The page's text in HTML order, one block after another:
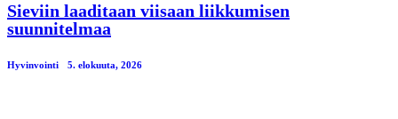
Sieviin laaditaan viisaan liikkumisen
suunnitelmaa
Hyvinvointi 5. elokuuta, 2026